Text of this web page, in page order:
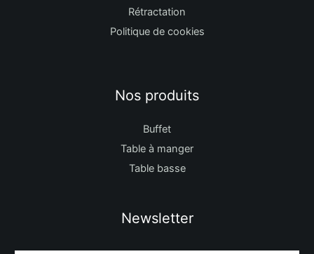
Rétractation
Politique de cookies
Nos produits
Buffet
Table à manger
Table basse
Newsletter